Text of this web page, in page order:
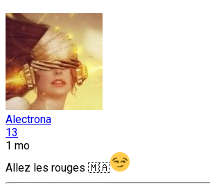
Alectrona
13
1 mo
Allez les rouges 🇲🇦